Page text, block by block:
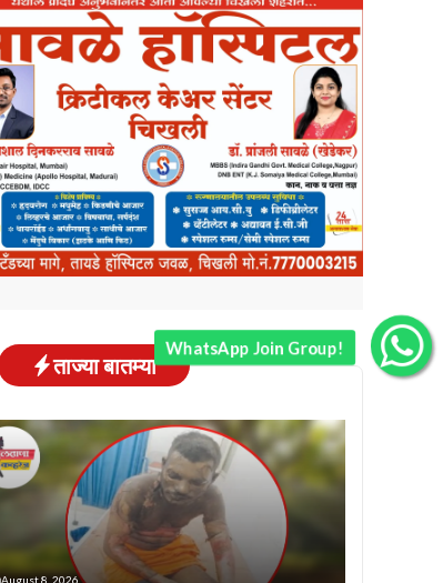
ताज्या बातम्या
August 8, 2026
WhatsApp Join Group!